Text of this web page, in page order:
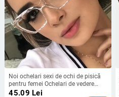
Noi ochelari sexi de ochi de pisică
pentru femei Ochelari de vedere
transparenți Ochelari de vedere
45.09 Lei